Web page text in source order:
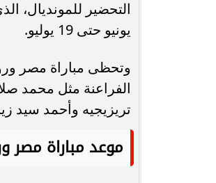
يونيو حتى 19 يوليو.
وتحظى مباراة مصر
الفراعنة مثل محمد
تريزيجيه وأحمد سيد
موعد مباراة مصر